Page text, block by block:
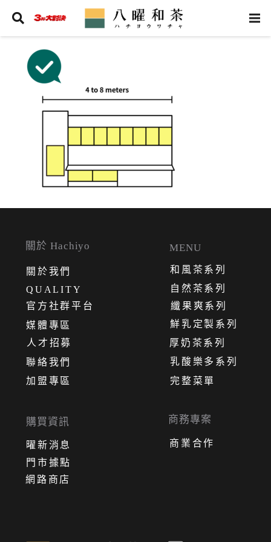
人才招募
關於 Hachiyo
關 於我們
QUALITY
官方社群平台
媒體專區
網路商店
門市據點
曜新消息
購買資訊
聯絡我們
加盟專區
商務專案
商業合作
乳酸樂多系列
厚奶茶系列
鮮乳定製系列
纖果爽系列
自然茶系列
和風茶系列
MENU
完整菜單